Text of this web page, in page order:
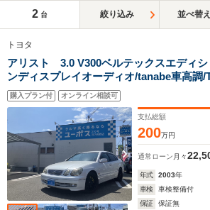
2 台 絞り込み 並べ替え
トヨタ
アリスト 3.0 V300ベルテックスエディ
ンディスプレイオーディオ/tanabe車高調/
ー/TOM'Sエアクリ/シルクブレイスステア
フロントアーム/タワーバー/JBLサウンド/
購入プラン付 オンライン相談可
支払総額
200万円
通常ローン 月々
年式 2003年
車検
車検整備付
保証
保証無